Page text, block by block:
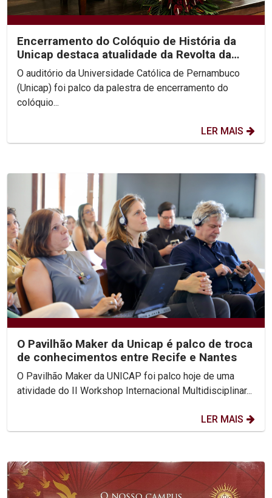
Encerramento do Colóquio de História da
Unicap destaca atualidade da Revolta da
Chibata nos...
O auditório da Universidade Católica de Pernambuco
(Unicap) foi palco da palestra de encerramento do
colóquio...
LER MAIS
O Pavilhão Maker da Unicap é palco de troca
de conhecimentos entre Recife e Nantes
O Pavilhão Maker da UNICAP foi palco hoje de uma
atividade do II Workshop Internacional Multidisciplinar...
LER MAIS